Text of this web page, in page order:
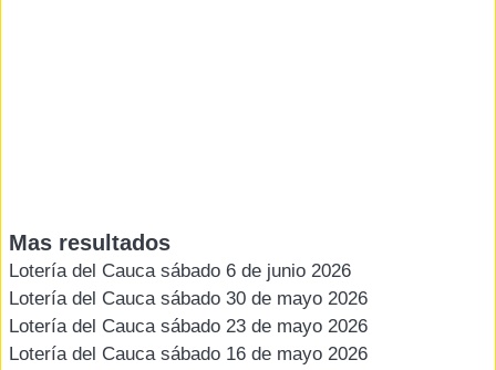
Mas resultados
Lotería del Cauca sábado 6 de junio 2026
Lotería del Cauca sábado 30 de mayo 2026
Lotería del Cauca sábado 23 de mayo 2026
Lotería del Cauca sábado 16 de mayo 2026